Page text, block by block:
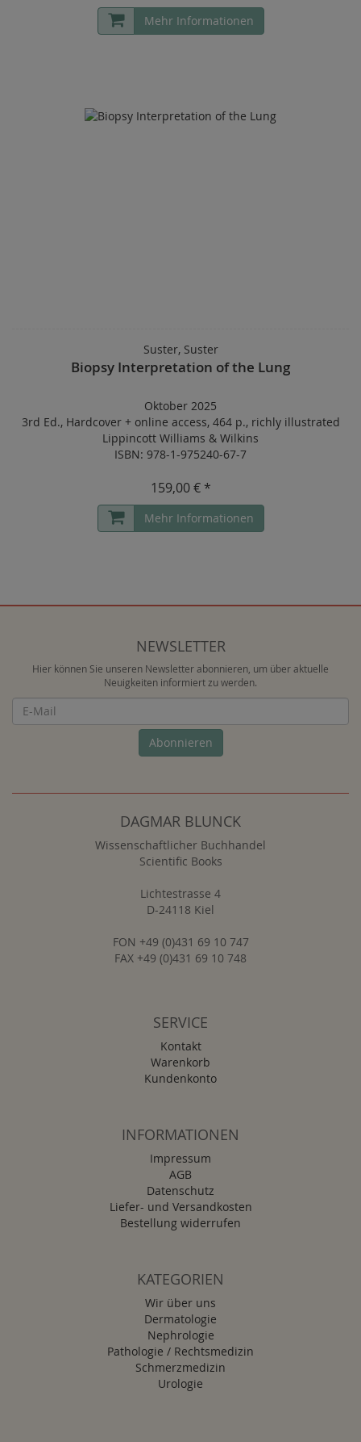
Mehr Informationen
Suster, Suster
Biopsy Interpretation of the Lung
Oktober 2025
3rd Ed., Hardcover+ online access, 464 p., richly illustrated
Lippincott Williams & Wilkins
ISBN: 978-1-975240-67-7
159,00 € *
Mehr Informationen
NEWSLETTER
Hier können Sie unseren Newsletter abonnieren, um über aktuelle
Neuigkeiten informiert zu werden.
Abonnieren
DAGMAR BLUNCK
Wissenschaftlicher Buchhandel
Scientific Books
Lichtestrasse 4
D-24118 Kiel
FON +49 (0)431 69 10 747
FAX +49 (0)431 69 10 748
SERVICE
Kontakt
Warenkorb
Kundenkonto
INFORMATIONEN
Impressum
AGB
Datenschutz
Liefer- und Versandkosten
Bestellung widerrufen
KATEGORIEN
Wir über uns
Dermatologie
Nephrologie
Pathologie / Rechtsmedizin
Schmerzmedizin
Urologie